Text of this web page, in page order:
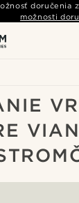
doručenia
možnosti